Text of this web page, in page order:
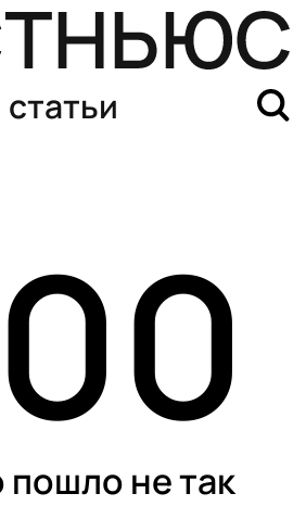
статьи
пошло не так